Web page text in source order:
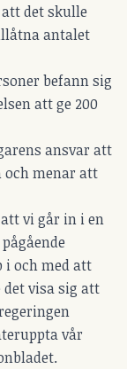
det skulle
antalet
befann sig
att ge 200
ansvar att
menar att
vi går in i en
i och med att
visa sig att
vår